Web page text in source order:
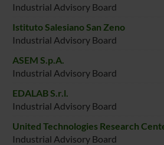
Industrial Advisory Board
Istituto Salesiano San Zeno
Industrial Advisory Board
ASEM S.p.A.
Industrial Advisory Board
EDALAB S.r.l.
Industrial Advisory Board
United Technologies Research
Industrial Advisory Board